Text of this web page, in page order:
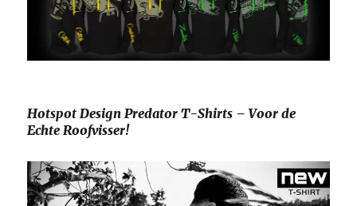
Hotspot Design Predator T-Shirts – Voor de
Echte Roofvisser!